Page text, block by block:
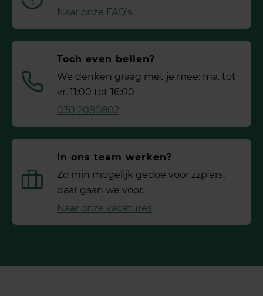
Naar onze FAQ’s
Toch even bellen?
We denken graag met je mee: ma. tot
vr. 11:00 tot 16:00
030 2080802
In ons team werken?
Zo min mogelijk gedoe voor ­zzp’ers,
daar gaan we voor.
Naar onze vacatures